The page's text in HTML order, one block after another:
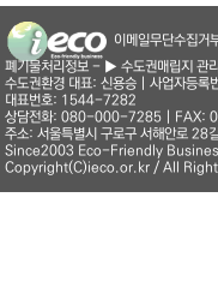
이메일무단수집거
폐기물처리정보 - ▶ 수도권매립지 관
수도권환경 대표: 신용승 | 사업자
대표번호: 1544-7282
상담전화: 080-000-7285 | FAX:
주소: 서울특별시 구로구 서해안로 28
Since2003 Eco-Friendly
Copyright(C)ieco.or.kr / All